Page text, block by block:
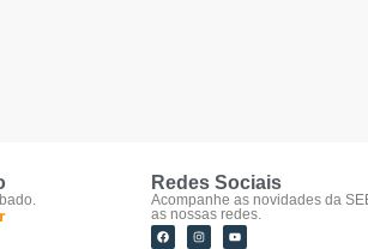
Redes Sociais
Acompanhe as novidades da
as nossas redes.